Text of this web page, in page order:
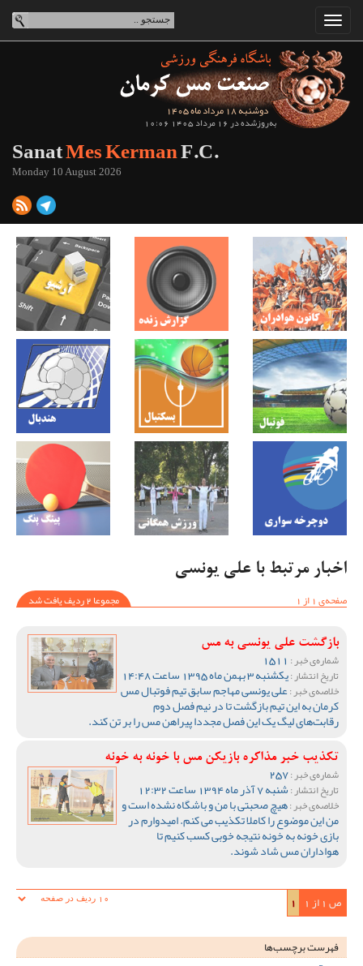
دوشنبه 18 مرداد ماه 1405
به‌روزشده در 16 مرداد 1405 10:06
SanatMes KermanF.C.
Monday 10 August 2026
اخبار مرتبط با علی یونسی
صفحه‌ی 1 از 1
مجموعا 2 ردیف یافت شد
بازگشت علی یونسی به مس
شماره‌ی خبر :
تاریخ انتشار :یکشنبه 3 بهمن ماه 1395 ساعت 14:48
خلاصه‌ی خبر :علی یونسی مهاجم سابق تیم فوتبال مس
کرمان به این تیم بازگشت تا در نیم فصل دوم
رقابت‌های لیگ یک این فصل مجددا پیراهن مس را بر تن کند.
تکذیب خبر مذاکره بازیکن مس با خونه به خونه
شماره‌ی خبر :
تاریخ انتشار :شنبه 7 آذر ماه 1394 ساعت 12:32
خلاصه‌ی خبر :هیچ صحبتی با من و باشگاه نشده است و
من این موضوع را کاملا تکذیب می کنم. امیدوارم در
بازی خونه به خونه نتیجه خوبی کسب کنیم تا
هواداران مس شاد شوند.
ص 1 از 1 1
فهرست برچسب‌ها